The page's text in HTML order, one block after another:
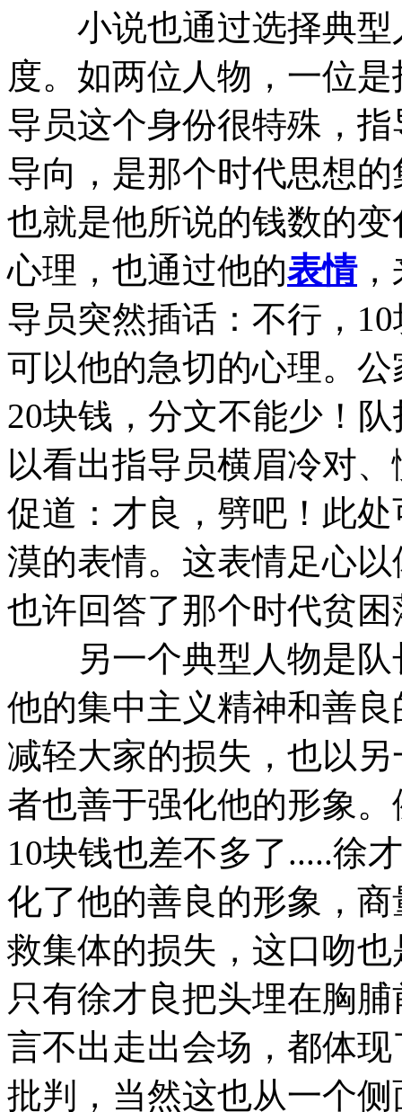
小说也通过选择典型
度。如两位人物，一位
导员这个身份很特殊，
导向，是那个时代思想
也就是他所说的钱数的
心理，也通过他的表情，
导员突然插话：不行，
可以他的急切的心理。
20块钱，分文不能少！
以看出指导员横眉冷对
促道：才良，劈吧！此
漠的表情。这表情足心
也许回答了那个时代贫
另一个典型人物是队
他的集中主义精神和善
减轻大家的损失，也以
者也善于强化他的形象
10块钱也差不多了.....徐
化了他的善良的形象，
救集体的损失，这口吻
只有徐才良把头埋在胸
言不出走出会场，都体
批判，当然这也从一个